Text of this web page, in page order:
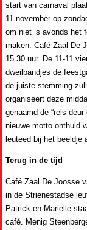
start van carnaval
11 november op
om niet ’s avonds het
maken. Café Zaal De
15.30 uur. De 11-11
dweilbandjes de
de juiste stemming
organiseert deze
genaamd de “reis
nieuwe motto onthuld
leuteed bij het beeldje
Terug in de tijd
Café Zaal De Joosse
in de Strienestadse
Patrick en Marielle
café. Menig